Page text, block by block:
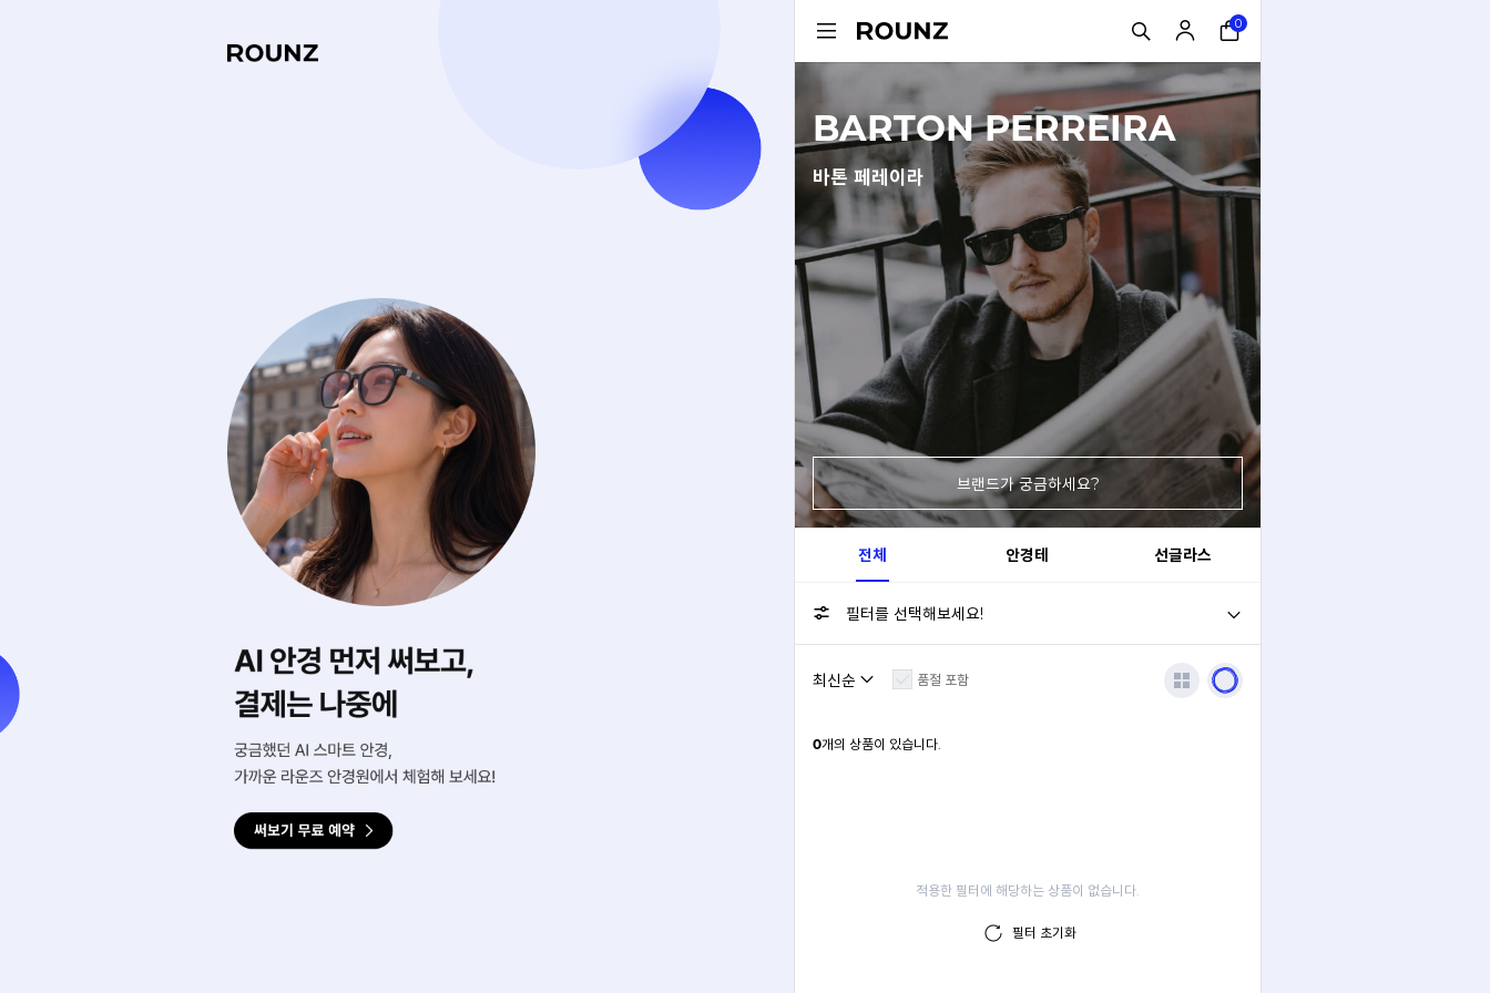
0
BARTON PERREIRA
바톤 페레이라
브랜드가 궁금하세요?
전체 안경테 선글라스
필터를 선택해보세요!
품절 포함
0개의 상품이 있습니다.
적용한 필터에 해당하는 상품이 없습니다.
필터 초기화